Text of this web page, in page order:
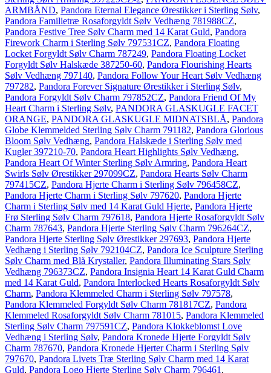
ARMBÅND, Pandora Eternal Elegance Ørestikker i Sterling Sølv,
Pandora Familietræ Rosaforgyldt Sølv Vedhæng 781988CZ,
Pandora Festive Tree Sølv Charm med 14 Karat Guld, Pandora
Firework Charm i Sterling Sølv 797531CZ, Pandora Floating
Locket Forgyldt Sølv Charm 787249, Pandora Floating Locket
Forgyldt Sølv Halskæde 387250-60, Pandora Flourishing Hearts
Sølv Vedhæng 797140, Pandora Follow Your Heart Sølv Vedhæng
797282, Pandora Forever Signature Ørestikker i Sterling Sølv,
Pandora Forgyldt Sølv Charm 797852CZ, Pandora Friend Of My
Heart Charm i Sterling Sølv, PANDORA GLASKUGLE FACET
ORANGE, PANDORA GLASKUGLE MIDNATSBLÅ, Pandora
Globe Klemmelded Sterling Sølv Charm 791182, Pandora Glorious
Bloom Sølv Vedhæng, Pandora Halskæde i Sterling Sølv med
Kugler 397210-70, Pandora Heart Highlights Sølv Vedhæng,
Pandora Heart Of Winter Sterling Sølv Armring, Pandora Heart
Swirls Sølv Ørestikker 297099CZ, Pandora Hearts Sølv Charm
797415CZ, Pandora Hjerte Charm i Sterling Sølv 796458CZ,
Pandora Hjerte Charm i Sterling Sølv 797620, Pandora Hjerte
Charm i Sterling Sølv med 14 Karat Guld Hjerte, Pandora Hjerte
Frø Sterling Sølv Charm 797618, Pandora Hjerte Rosaforgyldt Sølv
Charm 787643, Pandora Hjerte Sterling Sølv Charm 796264CZ,
Pandora Hjerte Sterling Sølv Ørestikker 297693, Pandora Hjerte
Vedhæng i Sterling Sølv 792104CZ, Pandora Ice Sculpture Sterling
Sølv Charm med Blå Krystaller, Pandora Illuminating Stars Sølv
Vedhæng 796373CZ, Pandora Insignia Heart 14 Karat Guld Charm
med 14 Karat Guld, Pandora Interlocked Hearts Rosaforgyldt Sølv
Charm, Pandora Klemmeled Charm i Sterling Sølv 797578,
Pandora Klemmeled Forgyldt Sølv Charm 781817CZ, Pandora
Klemmeled Rosaforgyldt Sølv Charm 781015, Pandora Klemmeled
Sterling Sølv Charm 797591CZ, Pandora Klokkeblomst Love
Vedhæng i Sterling Sølv, Pandora Kronede Hjerte Forgyldt Sølv
Charm 787670, Pandora Kronede Hjerter Charm i Sterling Sølv
797670, Pandora Livets Træ Sterling Sølv Charm med 14 Karat
Guld, Pandora Logo Hjerte Sterling Sølv Charm 796461 ,